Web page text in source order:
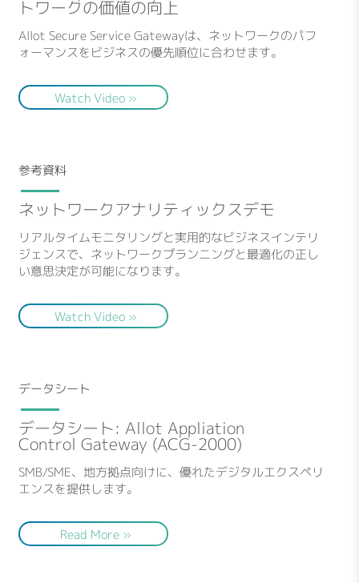
トワークの価値の向上
Allot Secure Service Gatewayは、ネットワークのパフ
ォーマンスをビジネスの優先順位に合わせます。
Watch Video »
参考資料
ネットワークアナリティックスデモ
リアルタイムモニタリングと実用的なビジネスインテリ
ジェンスで、ネットワークプランニングと最適化の正し
い意思決定が可能になります。
Watch Video »
データシート
データシート: Allot Appliation
Control Gateway (ACG-2000)
SMB/SME、地方拠点向けに、優れたデジタルエクスペリ
エンスを提供します。
Read More »